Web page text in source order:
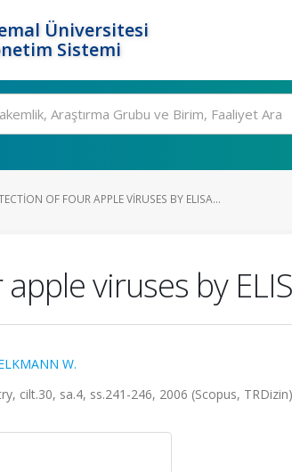
Üniversitesi
Sistemi
OF FOUR APPLE VIRUSES BY ELISA...
viruses by
W.
cilt.30, sa.4, ss.241-246, 2006 (Scopus, TRDizin)